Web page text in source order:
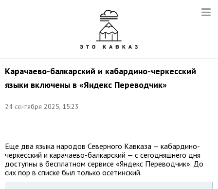
Карачаево-балкарский и кабардино-черкесский
языки включены в «Яндекс Переводчик»
24 сентября 2025, 15:23
соцсети
Еще два языка народов Северного Кавказа — кабардино-
черкесский и карачаево-балкарский — с сегодняшнего дня
доступны в бесплатном сервисе «Яндекс Переводчик». До
сих пор в списке был только осетинский.